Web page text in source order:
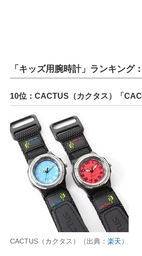
「キッズ用腕時計」ランキング
10位：CACTUS（カクタス）「
CACTUS（カクタス）（出典： 楽天）